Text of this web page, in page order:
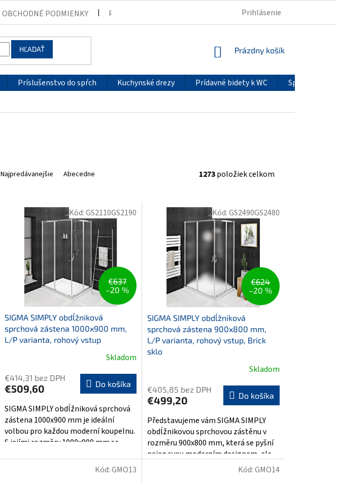
OBCHODNÉ PODMIENKY PODMIENKY OCHRANY OSOBNÝCH ÚDAJOV REKLAMÁCIE
Prihlásenie
HĽADAŤ
NÁKUPNÝ
Prázdny košík
Príslušenstvo do spŕch Kuchynské drezy Prídavné bidety k WC
Sprchové
Najpredávanejšie Abecedne 1273položiek celkom
€637
–20 %
SIGMA SIMPLY obdĺžniková
sprchová zástena 1000x900 mm,
L/P varianta, rohový vstup
produktu
je
5,0
hviezdičiek.
Skladom
€414,31 bez DPH
€509,60 Do košíka
SIGMA SIMPLY obdĺžniková sprchová
zástena 1000x900 mm je ideální
volbou pro každou moderní koupelnu.
S jejími rozměry 1000x900 mm se...
Kód:GS2110GS2190
€624
–20 %
SIGMA SIMPLY obdĺžniková
sprchová zástena 900x800 mm,
L/P varianta, rohový vstup, Brick
sklo
Skladom
€405,85 bez DPH
€499,20 Do košíka
Představujeme vám SIGMA SIMPLY
obdĺžnikovou sprchovou zástěnu v
rozměru 900x800 mm, která se pyšní
nejen svou moderním designem, ale
Kód:GS2490GS2480
Kód:GMO13 Kód:GMO14